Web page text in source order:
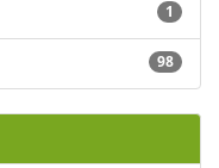
1
98